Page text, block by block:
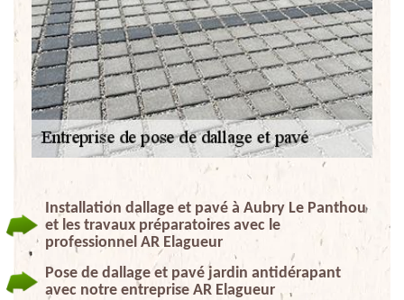
Installation dallage et pavé à Aubry Le Panthou
et les travaux préparatoires avec le
professionnel AR Elagueur
Pose de dallage et pavé jardin antidérapant
avec notre entreprise AR Elagueur